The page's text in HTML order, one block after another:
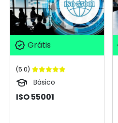
Grátis
(5.0)
Básico
ISO 55001